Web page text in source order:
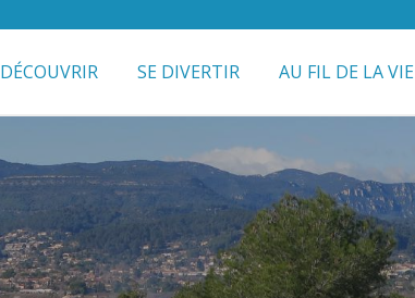
DÉCOUVRIR SE DIVERTIR AU FIL DE LA VIE